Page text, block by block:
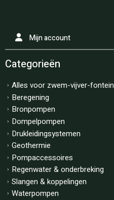
Mijn account
Categorieën
Alles voor zwem-vijver-fontein
Beregening
Bronpompen
Dompelpompen
Drukleidingsystemen
Geothermie
Pompaccessoires
Regenwater & onderbreking
Slangen & koppelingen
Waterpompen